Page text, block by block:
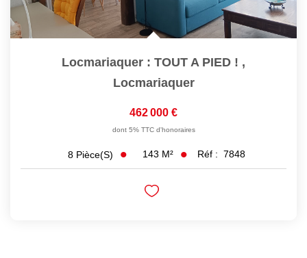
Locmariaquer : TOUT A PIED ! ,
Locmariaquer
462 000 €
dont 5% TTC d'honoraires
8 Pièce(s) 143 M² Réf : 7848